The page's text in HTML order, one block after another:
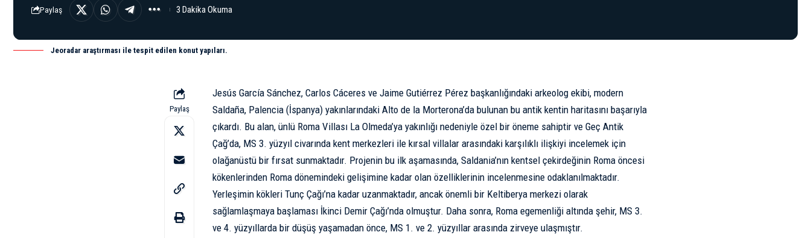
Paylaş 3 Dakika Okuma
Jeoradar araştırması ile tespit edilen konut yapıları.
Paylaş
Jesús García Sánchez, Carlos Cáceres ve Jaime Gutiérrez Pérez başkanlığındaki arkeolog ekibi, modern
Saldaña, Palencia (İspanya) yakınlarındaki Alto de la Morterona’da bulunan bu antik kentin haritasını başarıyla
çıkardı. Bu alan, ünlü Roma Villası La Olmeda’ya yakınlığı nedeniyle özel bir öneme sahiptir ve Geç Antik
Çağ’da, MS 3. yüzyıl civarında kent merkezleri ile kırsal villalar arasındaki karşılıklı ilişkiyi incelemek için
olağanüstü bir fırsat sunmaktadır. Projenin bu ilk aşamasında, Saldania’nın kentsel çekirdeğinin Roma öncesi
kökenlerinden Roma dönemindeki gelişimine kadar olan özelliklerinin incelenmesine odaklanılmaktadır.
Yerleşimin kökleri Tunç Çağı’na kadar uzanmaktadır, ancak önemli bir Keltiberya merkezi olarak
sağlamlaşmaya başlaması İkinci Demir Çağı’nda olmuştur. Daha sonra, Roma egemenliği altında şehir, MS 3.
ve 4. yüzyıllarda bir düşüş yaşamadan önce, MS 1. ve 2. yüzyıllar arasında zirveye ulaşmıştır.